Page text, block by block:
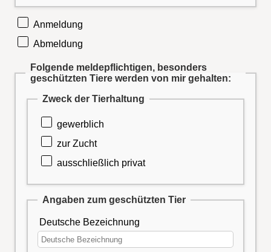
Anmeldung
Abmeldung
Folgende meldepflichtigen, besonders
geschützten Tiere werden von mir gehalten:
Zweck der Tierhaltung
gewerblich
zur Zucht
ausschließlich privat
Angaben zum geschützten Tier
Deutsche Bezeichnung